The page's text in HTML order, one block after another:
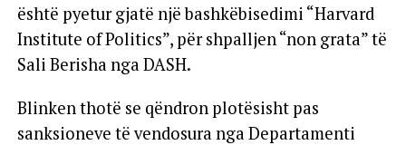
është pyetur gjatë një bashkëbisedimi “Harvard
Institute of Politics”, për shpalljen “non grata” të
Sali Berisha nga DASH.
Blinken thotë se qëndron plotësisht pas
sanksioneve të vendosura nga Departamenti